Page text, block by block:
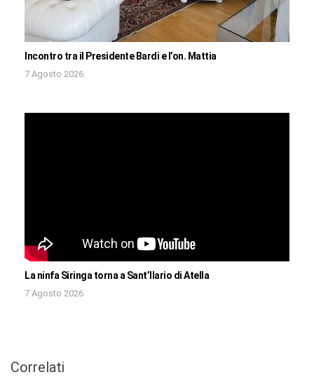
Incontro tra il Presidente Bardi e l’on. Mattia
7 Agosto 2026
La ninfa Siringa torna a Sant’Ilario di Atella
7 Agosto 2026
Correlati